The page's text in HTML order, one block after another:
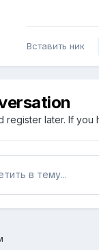
Вставить ник
register later. If you
в тему...